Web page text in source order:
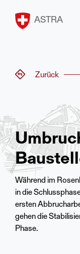
ASTRA
Zurück
Während im
in die
ersten
gehen die
Phase.